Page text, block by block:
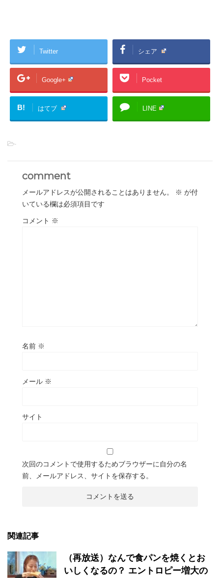
Twitter シェア
Google+ Pocket
B! はてブ LINE
-
comment
メールアドレスが公開されることはありません。 ※ が付
いている欄は必須項目です
コメント ※
名前 ※
メール ※
サイト
次回のコメントで使用するためブラウザーに自分の名
前、メールアドレス、サイトを保存する。
関連記事
（再放送）なんで食パンを焼くとお
いしくなるの？ エントロピー増大の